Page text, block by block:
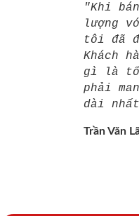
"Khi
lượng
tôi đã
Khách
gì là
phải
dài
Trần Văn